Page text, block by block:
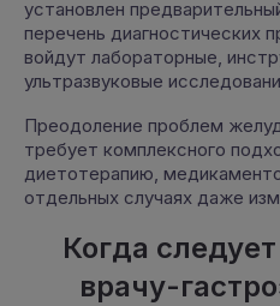
установлен
перечень диагностических
войдут лабораторные,
ультразвуковые
Преодоление проблем
требует комплексного
диетотерапию,
отдельных случаях даже
Когда
врачу-